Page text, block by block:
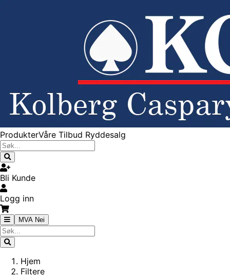
ProdukterVåre Tilbud Ryddesalg
Bli Kunde
Logg inn
MVA Nei
Hjem
Filtere